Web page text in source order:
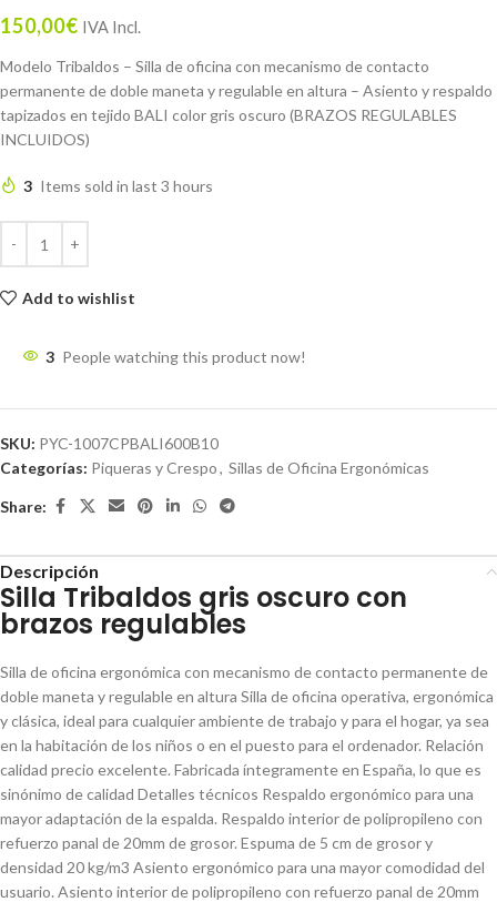
150,00€ IVA Incl.
Modelo Tribaldos – Silla de oficina con mecanismo de contacto
permanente de doble maneta y regulable en altura – Asiento y respaldo
tapizados en tejido BALI color gris oscuro (BRAZOS REGULABLES
INCLUIDOS)
3 Items sold in last 3 hours
Add to wishlist
3 People watching this product now!
SKU: PYC-1007CPBALI600B10
Categorías: Piqueras y Crespo, Sillas de Oficina Ergonómicas
Share:
Descripción
Silla Tribaldos gris oscuro con
brazos regulables
Silla de oficina ergonómica con mecanismo de contacto permanente de
doble maneta y regulable en altura Silla de oficina operativa, ergonómica
y clásica, ideal para cualquier ambiente de trabajo y para el hogar, ya sea
en la habitación de los niños o en el puesto para el ordenador. Relación
calidad precio excelente. Fabricada íntegramente en España, lo que es
sinónimo de calidad Detalles técnicos Respaldo ergonómico para una
mayor adaptación de la espalda. Respaldo interior de polipropileno con
refuerzo panal de 20mm de grosor. Espuma de 5 cm de grosor y
densidad 20 kg/m3 Asiento ergonómico para una mayor comodidad del
usuario. Asiento interior de polipropileno con refuerzo panal de 20mm